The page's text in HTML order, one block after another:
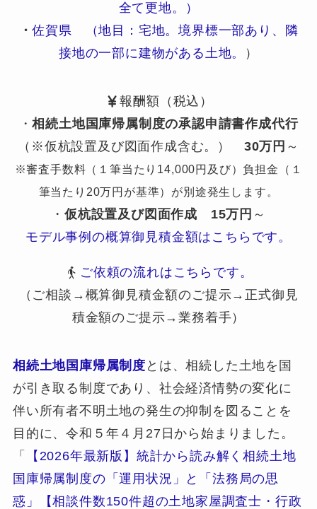
全て更地。）
・佐賀県 （地目：宅地。境界標一部あり、隣
接地の一部に建物がある土地。
）
報酬額（税込）
・相続土地国庫帰属制度の承認申請書作成代行
（※仮杭設置及び図面作成含む。） 30万円 ～
※審査手数料（１筆当たり14,000円及び）負担金（１
筆当たり20万円が基準）が別途発生します。
・ 仮杭設置及び図面作成 15万円 ～
モデル事例の概算御見積金額はこちらです。
ご依頼の流れはこちらです。
（ご相談→概算御見積金額のご提示→正式御見
積金額のご提示→業務着手）
相続土地国庫帰属制度 とは、相続した土地を国
が引き取る制度であり、社会経済情勢の変化に
伴い所有者不明土地の発生の抑制を図ることを
目的に、令和５年４月27日から始まりました。
「
【2026年最新版】統計から読み解く相続土地
国庫帰属制度の「運用状況」と「法務局の思
惑」【相談件数150件超の土地家屋調査士・行政